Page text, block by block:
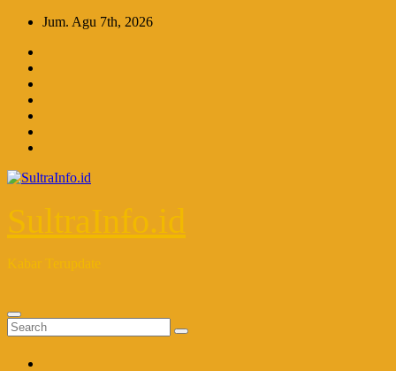
Skip
content
Jum. Agu 7th, 2026
SultraInfo.id
Kabar Terupdate